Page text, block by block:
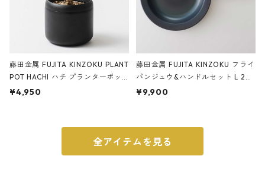
藤田金属 FUJITA KINZOKU PLANT
POT HACHI ハチ プランターポッ
ト 3号 ブラック
¥4,950
藤田金属 FUJITA KINZOKU フライ
パンジュウ&ハンドルセット L 24c
m ガス火・IH対応 鉄フライパン
¥9,900
全アイテムを見る